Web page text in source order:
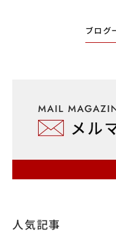
ブログ
人気記事